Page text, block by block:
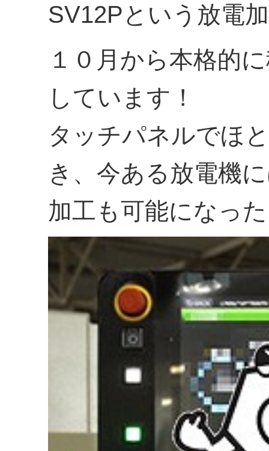
SV12Pという放電
１０月から本格的
しています！
タッチパネルでほ
き、今ある放電機
加工も可能になっ